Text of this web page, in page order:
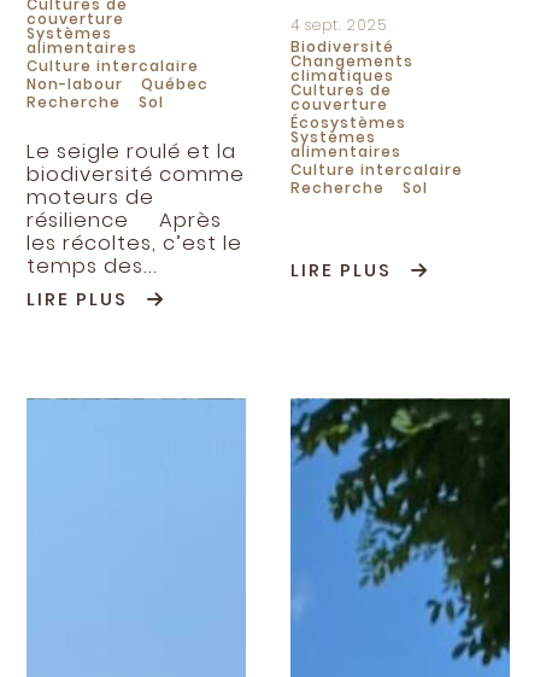
couverture
Systèmes
alimentaires
Culture intercalaire
Non-labour
Québec
Recherche
Sol
Le seigle roulé et la
biodiversité comme
moteurs de
résilience Après
les récoltes, c’est le
temps des...
LIRE PLUS
4 sept. 2025
Biodiversité
Changements
climatiques
Cultures de
couverture
Écosystèmes
Systèmes
alimentaires
Culture intercalaire
Recherche
Sol
LIRE PLUS